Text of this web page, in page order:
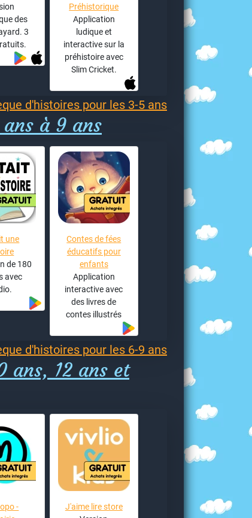
des
3
Préhistorique
Application
ludique et
interactive sur la
préhistoire avec
Slim Cricket.
d'histoires pour les 3-5 ans
à 9 ans
une
de 180
avec
Contes de fées
éducatifs pour
enfants
Application
interactive avec
des livres de
contes illustrés
d'histoires pour les 6-9 ans
ans, 12 ans et
-
J'aime lire store